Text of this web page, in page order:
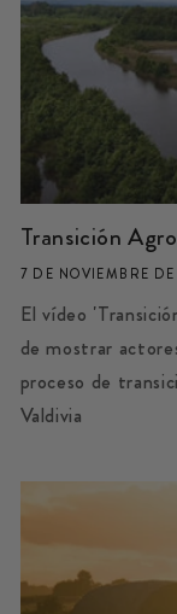
Transición
7 DE NOVIEMBRE
El vídeo
de mostrar
proceso de
Valdivia